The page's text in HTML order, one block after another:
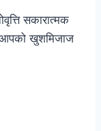
सकारात्मक
खुशमिजाज